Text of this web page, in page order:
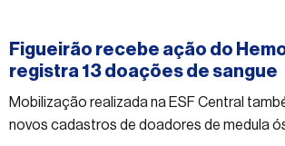
Figueirão recebe ação do
registra 13 doações de sangue
Mobilização realizada na ESF Central
novos cadastros de doadores de medula